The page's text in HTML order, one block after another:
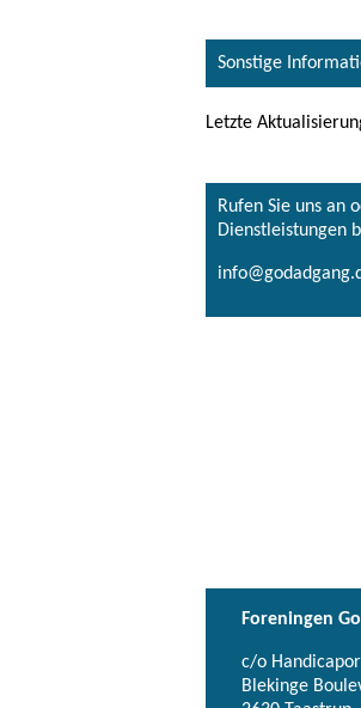
Sonstige
Letzte
Rufen Sie uns an
Dienstleistungen
Foreningen
c/o
Blekinge